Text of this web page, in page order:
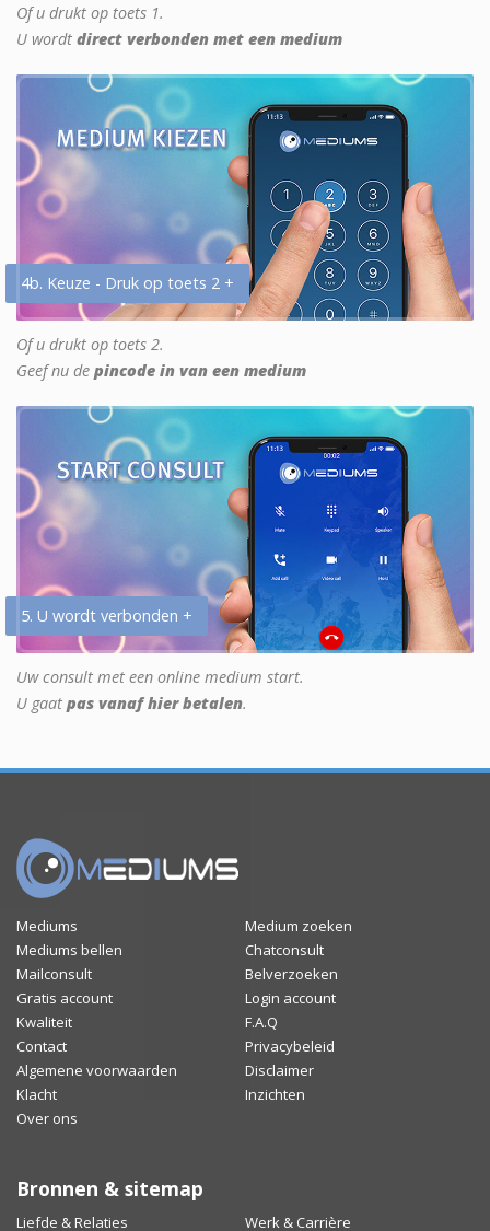
Of u drukt op toets 1.
U wordt direct verbonden met een medium
4b. Keuze - Druk op toets 2 +
Of u drukt op toets 2.
Geef nu de pincode in van een medium
5. U wordt verbonden +
Uw consult met een online medium start.
U gaat pas vanaf hier betalen.
Mediums
Medium zoeken
Mediums bellen
Chatconsult
Mailconsult
Belverzoeken
Gratis account
Login account
Kwaliteit
F.A.Q
Contact
Privacybeleid
Algemene voorwaarden
Disclaimer
Klacht
Inzichten
Over ons
Bronnen & sitemap
Liefde & Relaties Werk & Carrière